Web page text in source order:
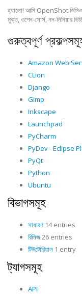
হ্যালো! আমি OpenShot ভিডিও
মুক্ত, ওপেন-সোর্স, নন-লিনিয়ার
গুরুত্বপূর্ণ
Amazon Web
CLion
Django
Gimp
Inkscape
Launchpad
PyCharm
PyDev - Eclipse
PyQt
Python
Ubuntu
বিভাগসমূহ
সাধারণ 14 entries
রিলিজ26 entries
টিউটোরিয়াল 1 entry
ট্যাগসমূহ
API